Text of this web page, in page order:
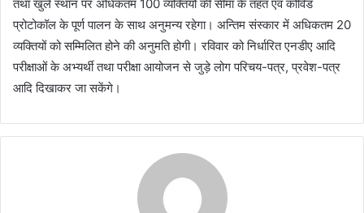
तथा खुले स्थान पर अधिकतम 100 व्यक्तियों की सीमा के तहत एवं कोविड
प्रोटोकॉल के पूर्ण पालन के साथ अनुमन्य रहेगा। अन्तिम संस्कार में अधिकतम 20
व्यक्तियों को सम्मिलित होने की अनुमति होगी। रविवार को निर्धारित एनडीए आदि
परीक्षाओं के अभ्यर्थी तथा परीक्षा आयोजन से जुड़े लोग परिचय-पत्र, प्रवेश-पत्र
आदि दिखाकर जा सकेंगे।